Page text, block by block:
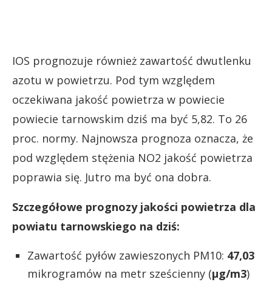
IOS prognozuje również zawartość dwutlenku
azotu w powietrzu. Pod tym względem
oczekiwana jakość powietrza w powiecie
powiecie tarnowskim dziś ma być 5,82. To 26
proc. normy. Najnowsza prognoza oznacza, że
pod względem stężenia NO2 jakość powietrza
poprawia się. Jutro ma być ona dobra.
Szczegółowe prognozy jakości powietrza dla
powiatu tarnowskiego na dziś:
Zawartość pyłów zawieszonych PM10: 47,03
mikrogramów na metr sześcienny (µg/m3)